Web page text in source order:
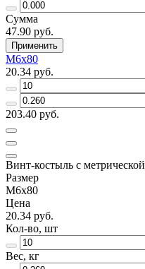
Сумма
47.90 руб.
Применить
М6х80
20.34 руб.
203.40 руб.
Винт-костыль с
Размер
М6х80
Цена
20.34 руб.
Кол-во, шт
Вес, кг